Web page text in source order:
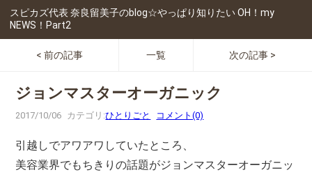
スピカズ代表 奈良留美子のblog☆やっぱり知りたい OH！my
NEWS！Part2
< 前の記事 一覧 次の記事 >
ジョンマスターオーガニック
2017/10/06 カテゴリ:ひとりごと コメント(0)
引越しでアワアワしていたところ、
美容業界でもちきりの話題がジョンマスターオーガニッ